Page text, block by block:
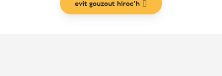
evit gouzout hiroc’h